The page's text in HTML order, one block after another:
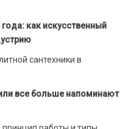
как искусственный
сантехники в
все больше напоминают